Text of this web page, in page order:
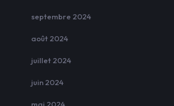
septembre 2024
août 2024
juillet 2024
juin 2024